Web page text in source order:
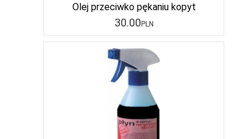
Olej przeciwko pękaniu kopyt
30.00PLN